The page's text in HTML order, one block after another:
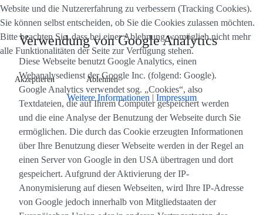
Verwendung von Google Analytics
Diese Webseite benutzt Google Analytics, einen
Webanalysedienst der Google Inc. (folgend: Google).
Google Analytics verwendet sog. „Cookies“, also
Textdateien, die auf Ihrem Computer gespeichert werden
und die eine Analyse der Benutzung der Webseite durch Sie
ermöglichen. Die durch das Cookie erzeugten Informationen
über Ihre Benutzung dieser Webseite werden in der Regel an
einen Server von Google in den USA übertragen und dort
gespeichert. Aufgrund der Aktivierung der IP-
Anonymisierung auf diesen Webseiten, wird Ihre IP-Adresse
von Google jedoch innerhalb von Mitgliedstaaten der
Website und die Nutzererfahrung zu verbessern (Tracking Cookies).
Sie können selbst entscheiden, ob Sie die Cookies zulassen möchten.
Bitte beachten Sie, dass bei einer Ablehnung womöglich nicht mehr
alle Funktionalitäten der Seite zur Verfügung stehen.
Akzeptieren Ablehnen
Weitere Informationen | Impressum